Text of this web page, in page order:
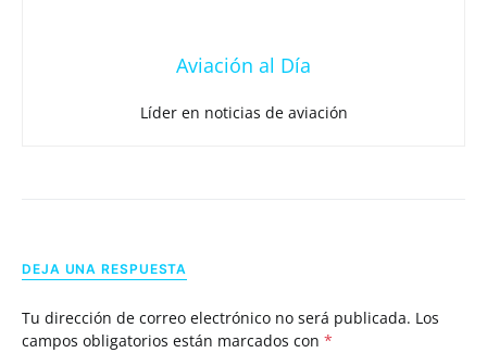
Aviación al Día
Líder en noticias de aviación
DEJA UNA RESPUESTA
Tu dirección de correo electrónico no será publicada. Los
campos obligatorios están marcados con *